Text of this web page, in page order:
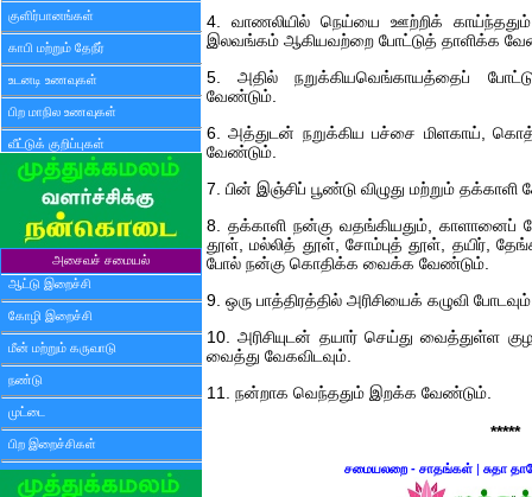
குளிர்பானங்கள்
காபி மற்றும் தேநீர்
உடனடி உணவுகள்
பிற மாநில உணவுகள்
வீட்டுக் குறிப்புகள்
அசைவச் சமையல்
ஆட்டு இறைச்சி
கோழி இறைச்சி
மீன் மற்றும் கருவாடு
நண்டு
முட்டை
பிற இறைச்சிகள்
4. வாணலியில் நெய்யை ஊற்றிக் காய்ந்ததும்,
இலவங்கம் ஆகியவற்றை போட்டுத் தாளிக்க
5. அதில் நறுக்கியவெங்காயத்தைப்
வேண்டும்.
6. அத்துடன் நறுக்கிய பச்சை மிளகாய்,
வேண்டும்.
7. பின் இஞ்சிப் பூண்டு விழுது மற்றும்
8. தக்காளி நன்கு வதங்கியதும், காளானைப்
தூள், மல்லித் தூள், சோம்புத் தூள், தயிர்,
போல் நன்கு கொதிக்க வைக்க வேண்டும்.
9. ஒரு பாத்திரத்தில் அரிசியைக் கழுவி
10. அரிசியுடன் தயார் செய்து வைத்துள்ள
வைத்து வேகவிடவும்.
11. நன்றாக வெந்ததும் இறக்க வேண்டும்.
*****
சமையலறை - சாதங்கள்| சுதா